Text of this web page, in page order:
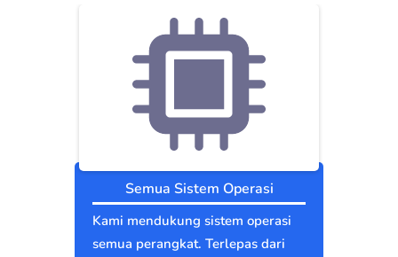
Semua Sistem Operasi
Kami mendukung sistem operasi
semua perangkat. Terlepas dari